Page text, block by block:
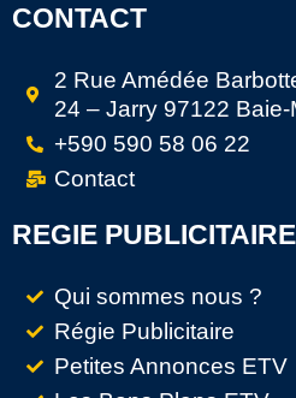
CONTACT
2 Rue Amédée
24 – Jarry 97122 Baie-
+590 590 58 06 22
Contact
REGIE PUBLICITAIRE
Qui sommes nous ?
Régie Publicitaire
Petites Annonces ETV